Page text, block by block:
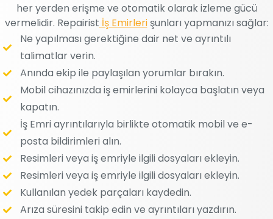
her yerden erişme ve otomatik olarak izleme gücü
vermelidir. Repairist İş Emirlerişunları yapmanızı sağlar:
Ne yapılması gerektiğine dair net ve ayrıntılı
talimatlar verin.
Anında ekip ile paylaşılan yorumlar bırakın.
Mobil cihazınızda iş emirlerini kolayca başlatın veya
kapatın.
İş Emri ayrıntılarıyla birlikte otomatik mobil ve e-
posta bildirimleri alın.
Resimleri veya iş emriyle ilgili dosyaları ekleyin.
Resimleri veya iş emriyle ilgili dosyaları ekleyin.
Kullanılan yedek parçaları kaydedin.
Arıza süresini takip edin ve ayrıntıları yazdırın.